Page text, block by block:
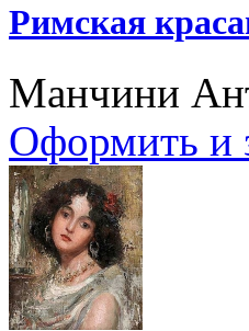
Римская
Манчини
Оформить и